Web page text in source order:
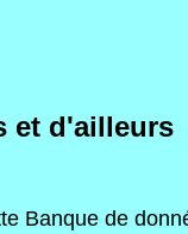
et d'ailleurs
Banque de